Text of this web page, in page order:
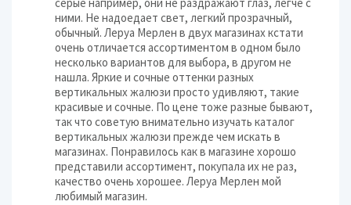
серые например, они не раздражают глаз, легче с
ними. Не надоедает свет, легкий прозрачный,
обычный. Леруа Мерлен в двух магазинах кстати
очень отличается ассортиментом в одном было
несколько вариантов для выбора, в другом не
нашла. Яркие и сочные оттенки разных
вертикальных жалюзи просто удивляют, такие
красивые и сочные. По цене тоже разные бывают,
так что советую внимательно изучать каталог
вертикальных жалюзи прежде чем искать в
магазинах. Понравилось как в магазине хорошо
представили ассортимент, покупала их не раз,
качество очень хорошее. Леруа Мерлен мой
любимый магазин.